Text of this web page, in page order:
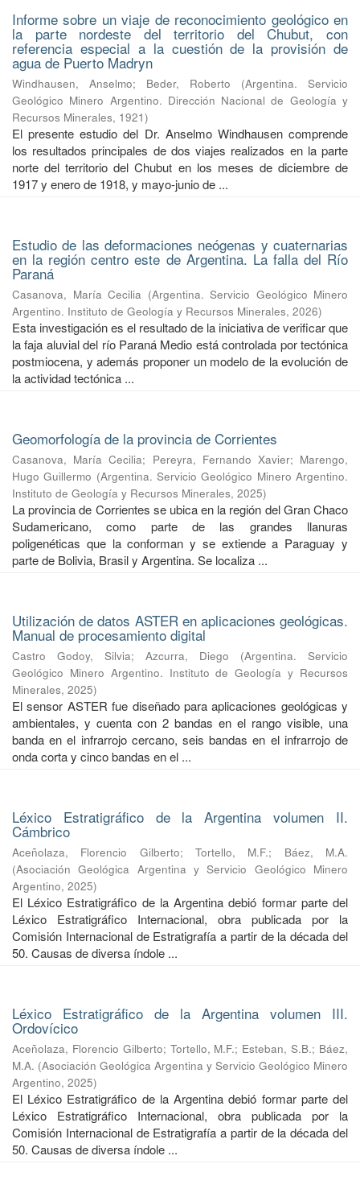
Informe sobre un viaje de reconocimiento geológico en
la parte nordeste del territorio del Chubut, con
referencia especial a la cuestión de la provisión de
agua de Puerto Madryn
Windhausen, Anselmo; Beder, Roberto (Argentina. Servicio
Geológico Minero Argentino. Dirección Nacional de Geología y
Recursos Minerales, 1921)
El presente estudio del Dr. Anselmo Windhausen comprende
los resultados principales de dos viajes realizados en la parte
norte del territorio del Chubut en los meses de diciembre de
1917 y enero de 1918, y mayo-junio de ...
Estudio de las deformaciones neógenas y cuaternarias
en la región centro este de Argentina. La falla del Río
Paraná
Casanova, María Cecilia (Argentina. Servicio Geológico Minero
Argentino. Instituto de Geología y Recursos Minerales, 2026)
Esta investigación es el resultado de la iniciativa de verificar que
la faja aluvial del río Paraná Medio está controlada por tectónica
postmiocena, y además proponer un modelo de la evolución de
la actividad tectónica ...
Geomorfología de la provincia de Corrientes
Casanova, María Cecilia; Pereyra, Fernando Xavier; Marengo,
Hugo Guillermo (Argentina. Servicio Geológico Minero Argentino.
Instituto de Geología y Recursos Minerales, 2025)
La provincia de Corrientes se ubica en la región del Gran Chaco
Sudamericano, como parte de las grandes llanuras
poligenéticas que la conforman y se extiende a Paraguay y
parte de Bolivia, Brasil y Argentina. Se localiza ...
Utilización de datos ASTER en aplicaciones geológicas.
Manual de procesamiento digital
Castro Godoy, Silvia; Azcurra, Diego (Argentina. Servicio
Geológico Minero Argentino. Instituto de Geología y Recursos
Minerales, 2025)
El sensor ASTER fue diseñado para aplicaciones geológicas y
ambientales, y cuenta con 2 bandas en el rango visible, una
banda en el infrarrojo cercano, seis bandas en el infrarrojo de
onda corta y cinco bandas en el ...
Léxico Estratigráfico de la Argentina volumen II.
Cámbrico
Aceñolaza, Florencio Gilberto;Tortello, M.F.; Báez, M.A.
(Asociación Geológica Argentina y Servicio Geológico Minero
Argentino, 2025)
El Léxico Estratigráfico de la Argentina debió formar parte del
Léxico Estratigráfico Internacional, obra publicada por la
Comisión Internacional de Estratigrafía a partir de la década del
50. Causas de diversa índole ...
Léxico Estratigráfico de la Argentina volumen III.
Ordovícico
Aceñolaza, Florencio Gilberto; Tortello, M.F.; Esteban, S.B.; Báez,
M.A. (Asociación Geológica Argentina y Servicio Geológico Minero
Argentino, 2025)
El Léxico Estratigráfico de la Argentina debió formar parte del
Léxico Estratigráfico Internacional, obra publicada por la
Comisión Internacional de Estratigrafía a partir de la década del
50. Causas de diversa índole ...